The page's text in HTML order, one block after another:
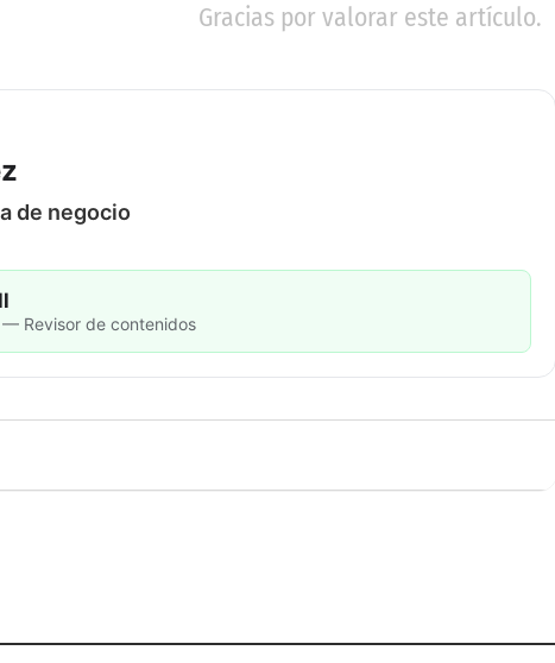
Gracias por valorar este artículo.
de negocio
— Revisor de contenidos